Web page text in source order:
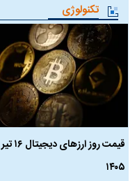
تکنولوژی
قیمت روز ارز‌های دیجیتال ۱۶ تیر
۱۴۰۵